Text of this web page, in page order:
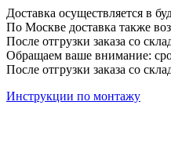
Доставка осуществляется в
По Москве доставка также
После отгрузки заказа со
Обращаем ваше внимание:
После отгрузки заказа со
Инструкции по монтажу